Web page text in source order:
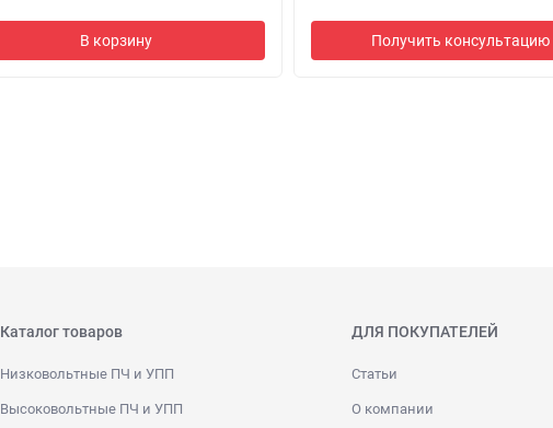
В корзину Получить консультацию
Каталог товаров
Низковольтные ПЧ и УПП
Высоковольтные ПЧ и УПП
ДЛЯ ПОКУПАТЕЛЕЙ
Статьи
О компании